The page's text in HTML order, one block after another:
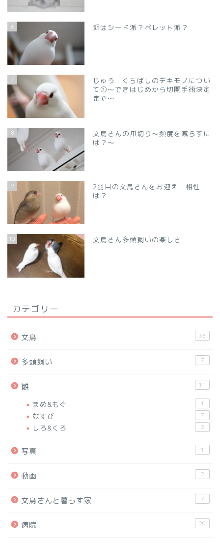
6 餌はシード派？ペレット派？
7
じゅう くちばしのデキモノについ
て①～できはじめから切開手術決定
まで～
8
文鳥さんの爪切り～頻度を減らすに
は？～
9
2羽目の文鳥さんをお迎え 相性
は？
10 文鳥さん多頭飼いの楽しさ
カテゴリー
文鳥 33
多頭飼い 7
雛 11
まめ&もぐ 1
なすび 7
しろ&くろ 2
写真 1
動画 2
文鳥さんと暮らす家 7
病院 20